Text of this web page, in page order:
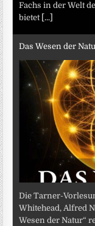
Fachs in der Welt
bietet [...]
Das Wesen der
Die Tarner-
Whitehead, Alfred
Wesen der Natur“